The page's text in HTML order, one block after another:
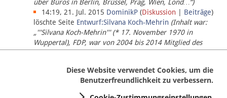
über Büros in Berlin, Brüssel, Prag, Wien, Lond…“)
14:19, 21. Jul. 2015 DominikP (Diskussion Beiträge)
löschte Seite Entwurf:Silvana Koch-Mehrin (Inhalt war:
„'''Silvana Koch-Mehrin''' (* 17. November 1970 in
Wuppertal), FDP, war von 2004 bis 2014 Mitglied des
Europäischen Parlaments, seit November 2014 ist sie für
Diese Website verwendet Cookies, um die
Benutzerfreundlichkeit zu verbessern.